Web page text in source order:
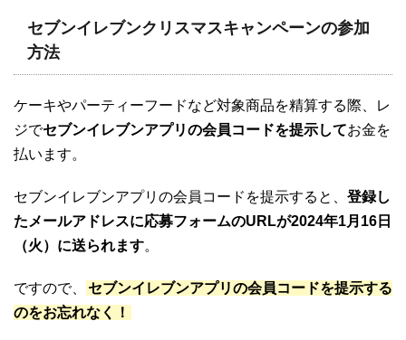
セブンイレブンクリスマスキャンペーンの参加
方法
ケーキやパーティーフードなど対象商品を精算する際、レ
ジでセブンイレブンアプリの会員コードを提示してお金を
払います。
セブンイレブンアプリの会員コードを提示すると、 登録し
たメールアドレスに応募フォームのURLが2024年1月16日
（火）に送られます。
ですので、
セブンイレブンアプリの会員コードを提示する
のをお忘れなく！